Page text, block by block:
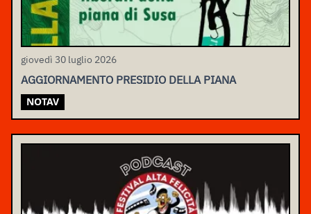
giovedì 30 luglio 2026
AGGIORNAMENTO PRESIDIO DELLA PIANA
NOTAV